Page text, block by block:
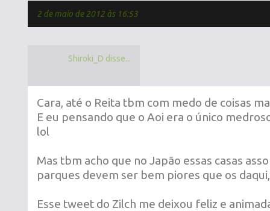
2 de maio de 2012 às 16:53
Shiroki_D disse...
Cara, até o Reita tbm com medo de coisas
E eu pensando que o Aoi era o único
lol
Mas tbm acho que no Japão essas casas
parques devem ser bem piores que os
Esse tweet do Zilch me deixou feliz e